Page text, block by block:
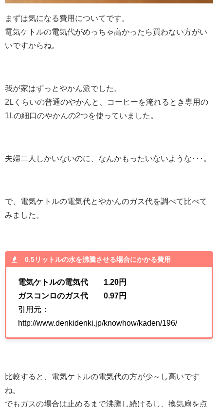
まずは気になる費用についてです。
電気ケトルの電気代がめっちゃ高かったら買わない方がい
いですからね。
我が家はずっとやかん派でした。
2Lくらいの普通のやかんと、コーヒーを淹れるとき専用の
1Lの細口のやかんの2つを使っていました。
夫婦二人しかいないのに、なんかもったいないような･･･。
で、電気ケトルの電気代とやかんのガス代を調べて比べて
みました。
0.5リットルの水を沸騰させる場合にかかる費用
電気ケトルの電気代 1.20円
ガスコンロのガス代 0.97円
引用元：
http://www.denkidenki.jp/knowhow/kaden/196/
比較すると、電気ケトルの電気代の方が少～し高いです
ね。
でもガスの場合は止めるまで沸騰し続けるし、換気扇を点